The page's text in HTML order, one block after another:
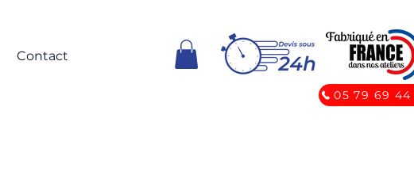
Contact
05 79 69 44